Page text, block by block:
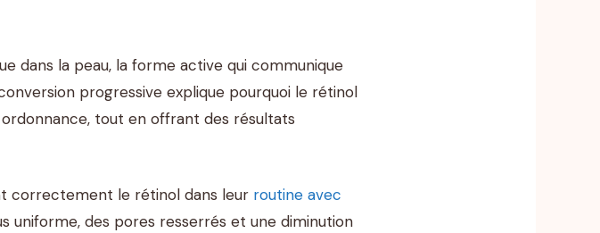
dans la peau, la forme active qui communique
progressive explique pourquoi le rétinol
tout en offrant des résultats
correctement le rétinol dans leur routine avec
uniforme, des pores resserrés et une diminution